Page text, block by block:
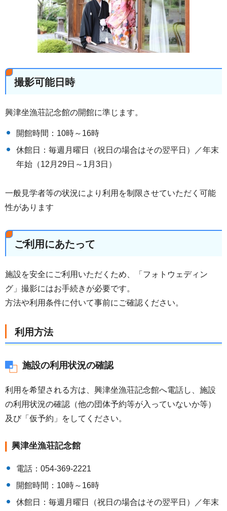
撮影可能日時
興津坐漁荘記念館の開館に準じます。
開館時間：10時～16時
休館日：毎週月曜日（祝日の場合はその翌平日）／年末
年始（12月29日～1月3日）
一般見学者等の状況により利用を制限させていただく可能
性があります
ご利用にあたって
施設を安全にご利用いただくため、「フォトウェディン
グ」撮影にはお手続きが必要です。
方法や利用条件に付いて事前にご確認ください。
利用方法
施設の利用状況の確認
利用を希望される方は、興津坐漁荘記念館へ電話し、施設
の利用状況の確認（他の団体予約等が入っていないか等）
及び「仮予約」をしてください。
興津坐漁荘記念館
電話：054-369-2221
開館時間：10時～16時
休館日：毎週月曜日（祝日の場合はその翌平日）／年末